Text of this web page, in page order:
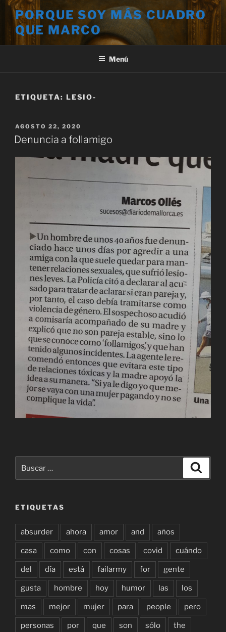
Saltar
contenido
PORQUE SOY MÁS CUADRO
QUE MARCO
Menú
ETIQUETA: LESIO-
PUBLICADO
EL
AGOSTO 22, 2020
Denuncia a follamigo
por:
ETIQUETAS
absurder ahora amor and años
casa como con cosas covid cuándo
del día está failarmy for gente
gusta hombre hoy humor las los
mas mejor mujer para people pero
personas por que son sólo the